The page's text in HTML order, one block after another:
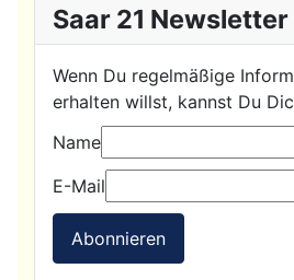
Saar 21 Newsletter
Wenn Du regelmäßige
erhalten willst, kannst Du
Name
E-Mail
Abonnieren